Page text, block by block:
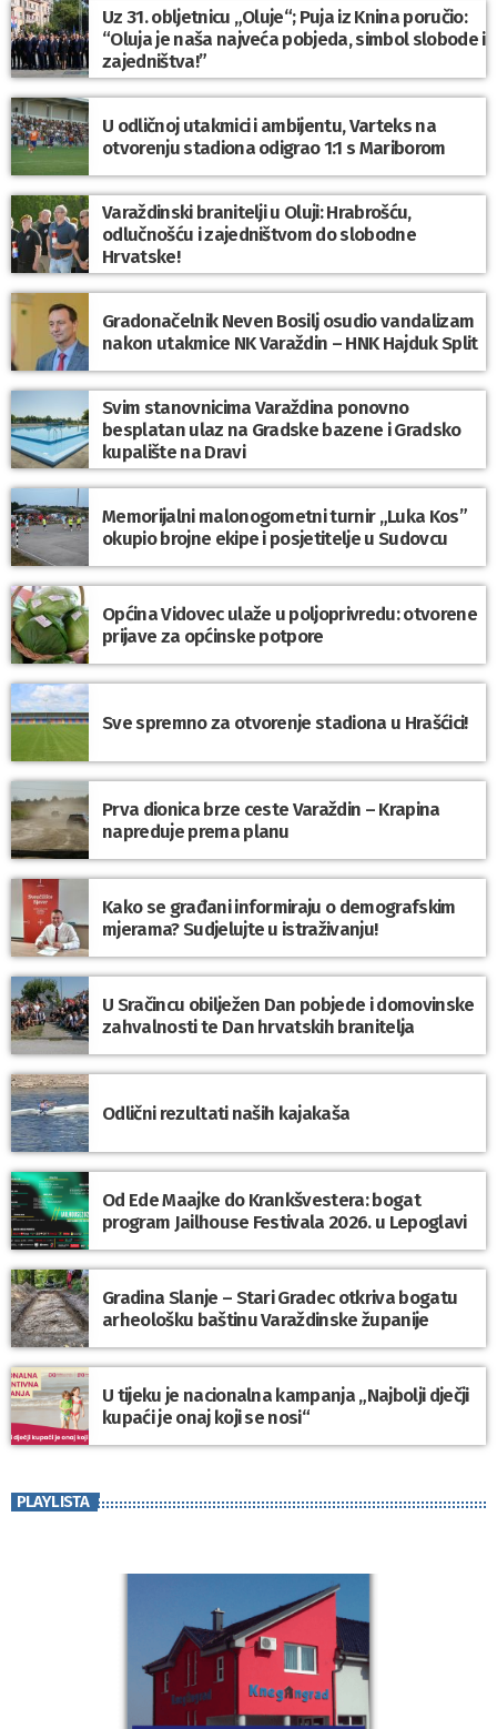
Uz 31. obljetnicu „Oluje“; Puja iz Knina poručio:
“Oluja je naša najveća pobjeda, simbol slobode i
zajedništva!”
U odličnoj utakmici i ambijentu, Varteks na
otvorenju stadiona odigrao 1:1 s Mariborom
Varaždinski branitelji u Oluji: Hrabrošću,
odlučnošću i zajedništvom do slobodne
Hrvatske!
Gradonačelnik Neven Bosilj osudio vandalizam
nakon utakmice NK Varaždin – HNK Hajduk Split
Svim stanovnicima Varaždina ponovno
besplatan ulaz na Gradske bazene i Gradsko
kupalište na Dravi
Memorijalni malonogometni turnir „Luka Kos”
okupio brojne ekipe i posjetitelje u Sudovcu
Općina Vidovec ulaže u poljoprivredu: otvorene
prijave za općinske potpore
Sve spremno za otvorenje stadiona u Hrašćici!
Prva dionica brze ceste Varaždin – Krapina
napreduje prema planu
Kako se građani informiraju o demografskim
mjerama? Sudjelujte u istraživanju!
U Sračincu obilježen Dan pobjede i domovinske
zahvalnosti te Dan hrvatskih branitelja
Odlični rezultati naših kajakaša
Od Ede Maajke do Krankšvestera: bogat
program Jailhouse Festivala 2026. u Lepoglavi
Gradina Slanje – Stari Gradec otkriva bogatu
arheološku baštinu Varaždinske županije
U tijeku je nacionalna kampanja „Najbolji dječji
kupaći je onaj koji se nosi“
PLAYLISTA